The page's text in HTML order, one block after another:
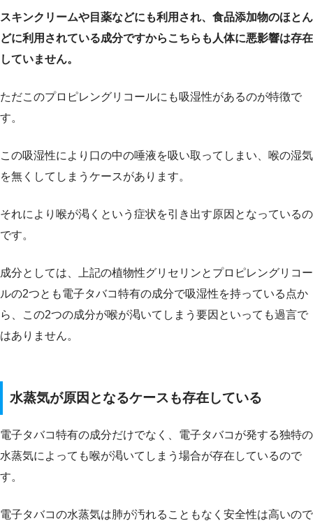
スキンクリームや目薬などにも利用され、食品添加物のほとん
どに利用されている成分ですからこちらも人体に悪影響は存在
していません。
ただこのプロピレングリコールにも吸湿性があるのが特徴で
す。
この吸湿性により口の中の唾液を吸い取ってしまい、喉の湿気
を無くしてしまうケースがあります。
それにより喉が渇くという症状を引き出す原因となっているの
です。
成分としては、上記の植物性グリセリンとプロピレングリコー
ルの2つとも電子タバコ特有の成分で吸湿性を持っている点か
ら、この2つの成分が喉が渇いてしまう要因といっても過言で
はありません。
水蒸気が原因となるケースも存在している
電子タバコ特有の成分だけでなく、電子タバコが発する独特の
水蒸気によっても喉が渇いてしまう場合が存在しているので
す。
電子タバコの水蒸気は肺が汚れることもなく安全性は高いので